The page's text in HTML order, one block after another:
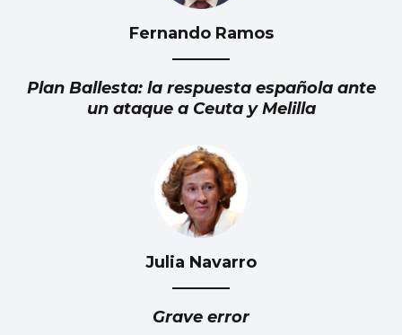
Fernando Ramos
Plan Ballesta: la respuesta española ante
un ataque a Ceuta y Melilla
Julia Navarro
Grave error